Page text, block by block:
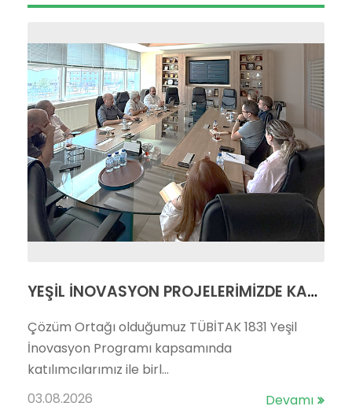
YEŞİL İNOVASYON PROJELERİMİZDE KAPANIŞ TOPLANTILARI GERÇEKLEŞTİRİLDİ
Çözüm Ortağı olduğumuz TÜBİTAK 1831 Yeşil
İnovasyon Programı kapsamında
katılımcılarımız ile birl...
03.08.2026
Devamı